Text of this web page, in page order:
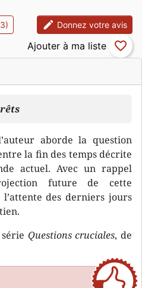
aborde la question
la fin des temps décrite
actuel. Avec un rappel
future de cette
des derniers jours
Questions cruciales, de
edit Donnez votre avis
favorite_border